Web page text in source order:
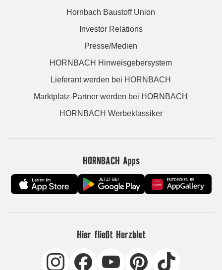
Hornbach Baustoff Union
Investor Relations
Presse/Medien
HORNBACH Hinweisgebersystem
Lieferant werden bei HORNBACH
Marktplatz-Partner werden bei HORNBACH
HORNBACH Werbeklassiker
HORNBACH Apps
Hier fließt Herzblut